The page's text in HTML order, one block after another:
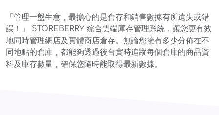
「管理一盤生意，最擔心的是倉存和銷售數據有所遺失或錯
誤！」 STOREBERRY 綜合雲端庫存管理系統，讓您更有效
地同時管理網店及實體商店倉存。無論您擁有多少分佈在不
同地點的倉庫，都能夠透過後台實時追蹤每個倉庫的商品資
料及庫存數量，確保您隨時能取得最新數據。